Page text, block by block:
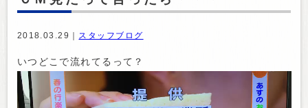
2018.03.29｜ スタッフブログ
いつどこで流れてるって？
動
画